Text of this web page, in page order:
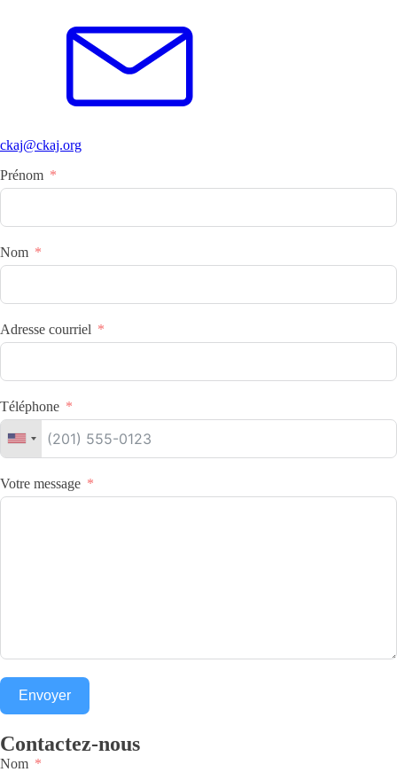
ckaj@ckaj.org
Prénom
Nom
Adresse courriel
Téléphone
Votre message
Envoyer
Contactez-nous
Nom